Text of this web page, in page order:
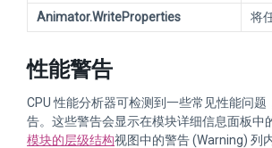
Animator.WriteProperties
将
性能警告
CPU 性能分析器可检测到一些常见性能问题
告。这些警告会显示在模块详细信息面板中
模块的层级结构视图中的警告 (Warning) 列内